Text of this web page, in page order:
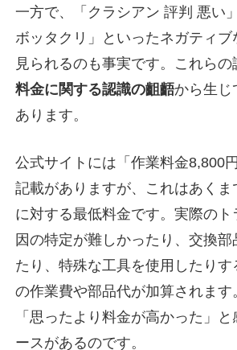
一方で、「クラシアン 評判 悪い
ボッタクリ」といったネガティ
見られるのも事実です。これらの
料金に関する認識の齟齬から生じ
あります。
公式サイトには「作業料金8,800
記載がありますが、これはあくま
に対する最低料金です。実際の
因の特定が難しかったり、交換部
たり、特殊な工具を使用したりす
の作業費や部品代が加算されます
「思ったより料金が高かった」
ースがあるのです。